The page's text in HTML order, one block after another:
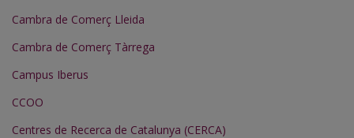
Cambra de Comerç Lleida
Cambra de Comerç Tàrrega
Campus Iberus
CCOO
Centres de Recerca de Catalunya (CERCA)